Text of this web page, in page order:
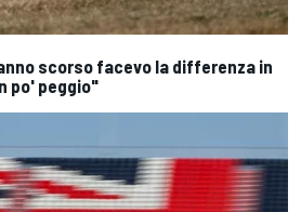
scorso facevo la differenza in
po' peggio"